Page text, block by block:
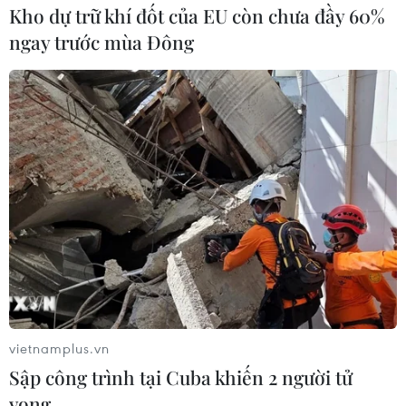
Khởi tố thêm một em gái của cựu Chủ
tịch Tập đoàn FLC Trịnh Văn Quyết
05/04/2022 10:09
Bà Trịnh Thị Thúy Nga, em gái ruột ông Trịnh Văn Quyết,
bị khởi tố, bắt tạm giam để điều tra về tội "thao túng thị
trường chứng khoán" sau khi một người em gái khác
của ông này cũng bị khởi tố.
Kho dự trữ khí đốt của EU còn chưa đầy 60%
ngay trước mùa Đông
vietnamplus.vn
Sập công trình tại Cuba khiến 2 người tử